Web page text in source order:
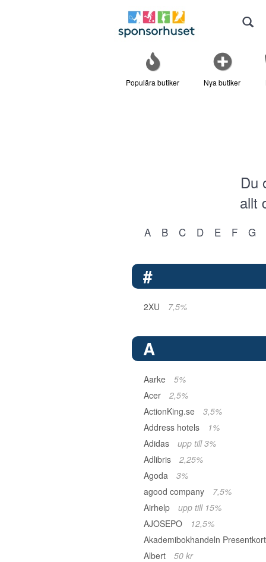
Populära butiker Nya butiker
Du
allt
A B C D E F G
#
2XU 7,5%
A
Aarke
5%
Acer
2,5%
ActionKing.se
3,5%
Address hotels
1%
Adidas
upp till 3%
Adlibris
2,25%
Agoda
3%
agood company
7,5%
Airhelp
upp till 15%
AJOSEPO
12,5%
Akademibokhandeln
Albert
50 kr